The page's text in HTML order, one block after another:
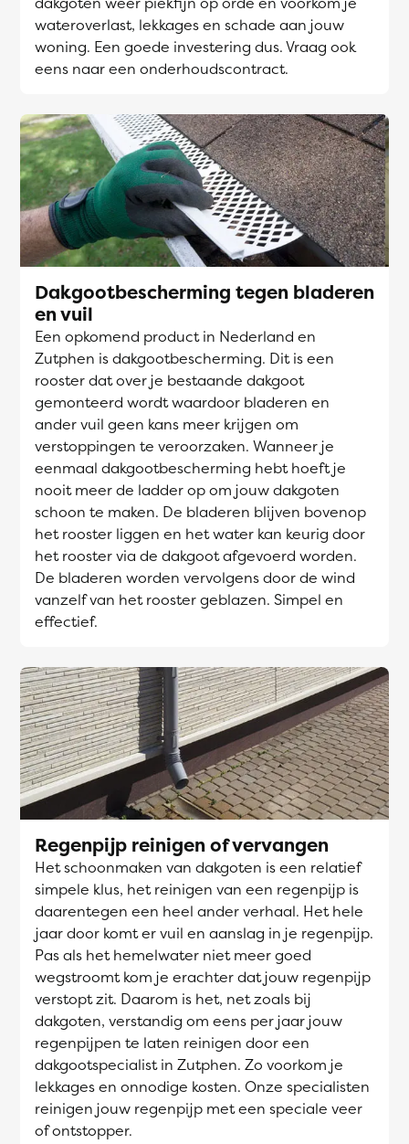
wateroverlast, lekkages en schade aan jouw
woning. Een goede investering dus. Vraag ook
eens naar een onderhoudscontract.
Dakgootbescherming tegen bladeren
en vuil
Een opkomend product in Nederland en
Zutphen is dakgootbescherming. Dit is een
rooster dat over je bestaande dakgoot
gemonteerd wordt waardoor bladeren en
ander vuil geen kans meer krijgen om
verstoppingen te veroorzaken. Wanneer je
eenmaal dakgootbescherming hebt hoeft je
nooit meer de ladder op om jouw dakgoten
schoon te maken. De bladeren blijven bovenop
het rooster liggen en het water kan keurig door
het rooster via de dakgoot afgevoerd worden.
De bladeren worden vervolgens door de wind
vanzelf van het rooster geblazen. Simpel en
effectief.
Regenpijp reinigen of vervangen
Het schoonmaken van dakgoten is een relatief
simpele klus, het reinigen van een regenpijp is
daarentegen een heel ander verhaal. Het hele
jaar door komt er vuil en aanslag in je regenpijp.
Pas als het hemelwater niet meer goed
wegstroomt kom je erachter dat jouw regenpijp
verstopt zit. Daarom is het, net zoals bij
dakgoten, verstandig om eens per jaar jouw
regenpijpen te laten reinigen door een
dakgootspecialist in Zutphen. Zo voorkom je
lekkages en onnodige kosten. Onze specialisten
reinigen jouw regenpijp met een speciale veer
of ontstopper.